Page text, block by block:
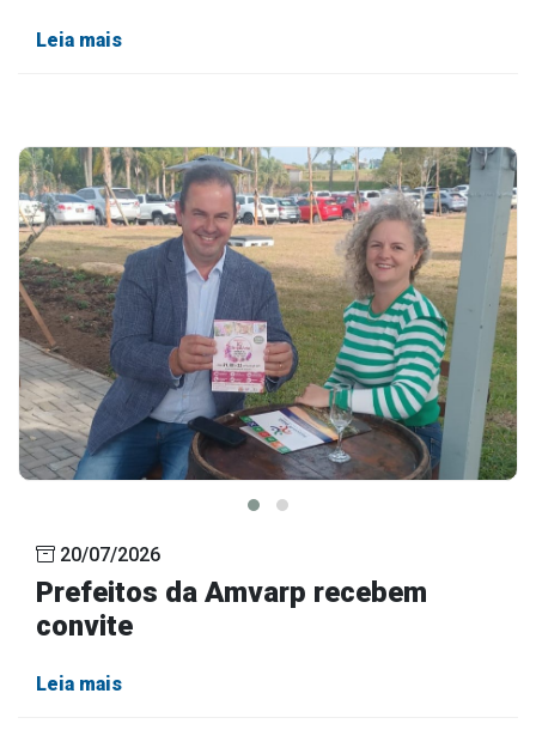
Leia mais
20/07/2026
Prefeitos da Amvarp recebem
convite
Leia mais